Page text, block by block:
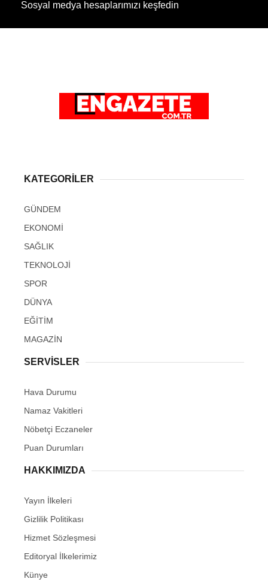
Sosyal medya hesaplarımızı keşfedin
KATEGORİLER
GÜNDEM
EKONOMİ
SAĞLIK
TEKNOLOJİ
SPOR
DÜNYA
EĞİTİM
MAGAZİN
SERVİSLER
Hava Durumu
Namaz Vakitleri
Nöbetçi Eczaneler
Puan Durumları
HAKKIMIZDA
Yayın İlkeleri
Gizlilik Politikası
Hizmet Sözleşmesi
Editoryal İlkelerimiz
Künye